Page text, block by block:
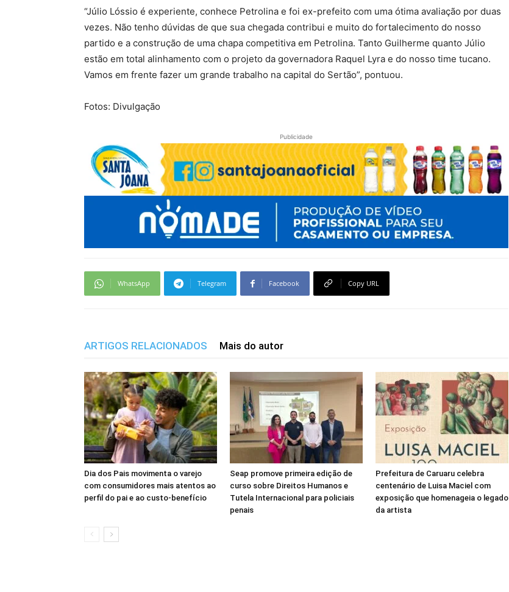
“Júlio Lóssio é experiente, conhece Petrolina e foi ex-prefeito com uma ótima avaliação por duas
vezes. Não tenho dúvidas de que sua chegada contribui e muito do fortalecimento do nosso
partido e a construção de uma chapa competitiva em Petrolina. Tanto Guilherme quanto Júlio
estão em total alinhamento com o projeto da governadora Raquel Lyra e do nosso time tucano.
Vamos em frente fazer um grande trabalho na capital do Sertão”, pontuou.
Fotos: Divulgação
Publicidade
WhatsApp Telegram Facebook Copy URL
ARTIGOS RELACIONADOS Mais do autor
Dia dos Pais movimenta o varejo
com consumidores mais atentos ao
perfil do pai e ao custo-benefício
Seap promove primeira edição de
curso sobre Direitos Humanos e
Tutela Internacional para policiais
penais
Prefeitura de Caruaru celebra
centenário de Luisa Maciel com
exposição que homenageia o legado
da artista